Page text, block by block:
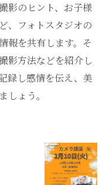
影のヒント、お子様
、フォトスタジオの
報を共有します。そ
影方法などを紹介し
録し感情を伝え、美
しょう。